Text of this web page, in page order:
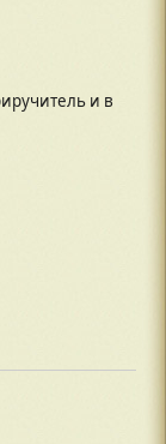
и в